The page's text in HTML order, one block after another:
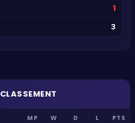
1
3
CLASSEMENT
MP W D L PTS